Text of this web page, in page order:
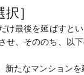
］
最後を延ばすと
せ、そののち、
たなマンション